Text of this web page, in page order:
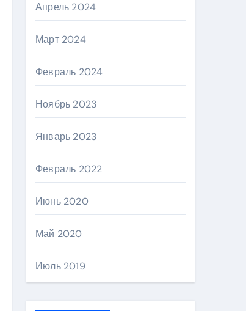
Апрель 2024
Март 2024
Февраль 2024
Ноябрь 2023
Январь 2023
Февраль 2022
Июнь 2020
Май 2020
Июль 2019